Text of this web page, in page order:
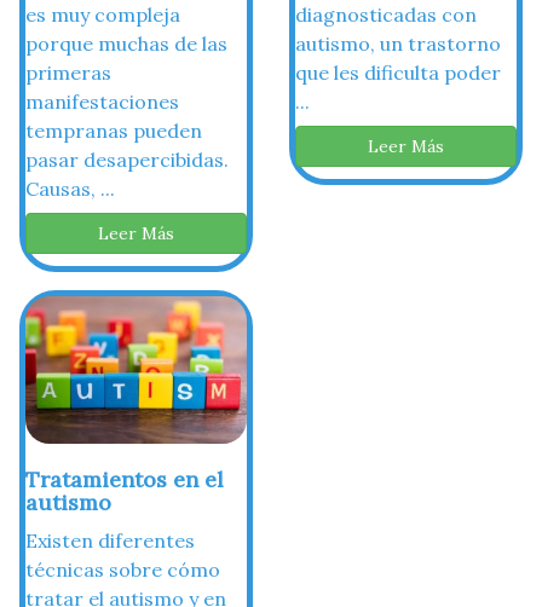
es muy compleja
porque muchas de las
primeras
manifestaciones
tempranas pueden
pasar desapercibidas.
Causas, ...
Leer Más
diagnosticadas con
autismo, un trastorno
que les dificulta poder
...
Leer Más
Tratamientos en el
autismo
Existen diferentes
técnicas sobre cómo
tratar el autismo y en